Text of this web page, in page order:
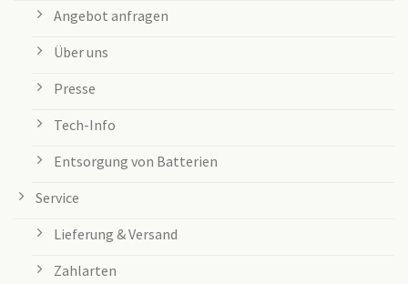
Angebot anfragen
Über uns
Presse
Tech-Info
Entsorgung von Batterien
Service
Lieferung & Versand
Zahlarten